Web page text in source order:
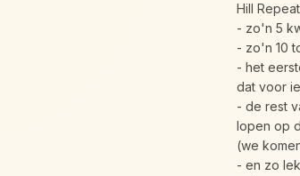
Hill
- zo'n 5
- zo'n 10
- het
dat voor
- de rest
lopen op
(we
- en zo